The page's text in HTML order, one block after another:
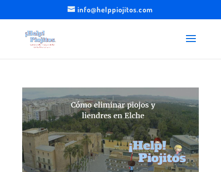
info@helppiojitos.com